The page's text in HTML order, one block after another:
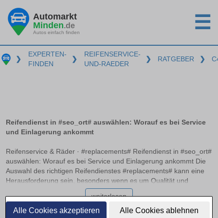
Alle Cookies akzeptieren Alle Cookies ablehnen
Automarkt
Minden.de
Autos einfach finden ☰
❯
EXPERTEN-
FINDEN
❯
REIFENSERVICE-
UND-RAEDER
❯ RATGEBER ❯
Reifendienst in #seo_ort# auswählen: Worauf es bei Service
und Einlagerung ankommt
Reifenservice & Räder · #replacements# Reifendienst in #seo_ort#
auswählen: Worauf es bei Service und Einlagerung ankommt Die
Auswahl des richtigen Reifendienstes #replacements# kann eine
Herausforderung sein, besonders wenn es um Qualität und
Zuverlässigkeit geht. Ein professioneller Service sollte nicht nur
beim Auswuchten und Montieren der Reifen Expertise bieten,
sondern auch optimale Bedingungen zur Einlagerung bereitstellen.
weiterlesen